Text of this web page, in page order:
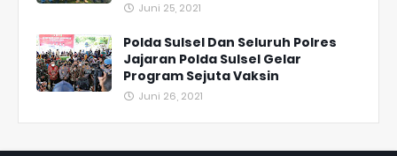
Juni 25, 2021
Polda Sulsel Dan Seluruh Polres
Jajaran Polda Sulsel Gelar
Program Sejuta Vaksin
Juni 26, 2021